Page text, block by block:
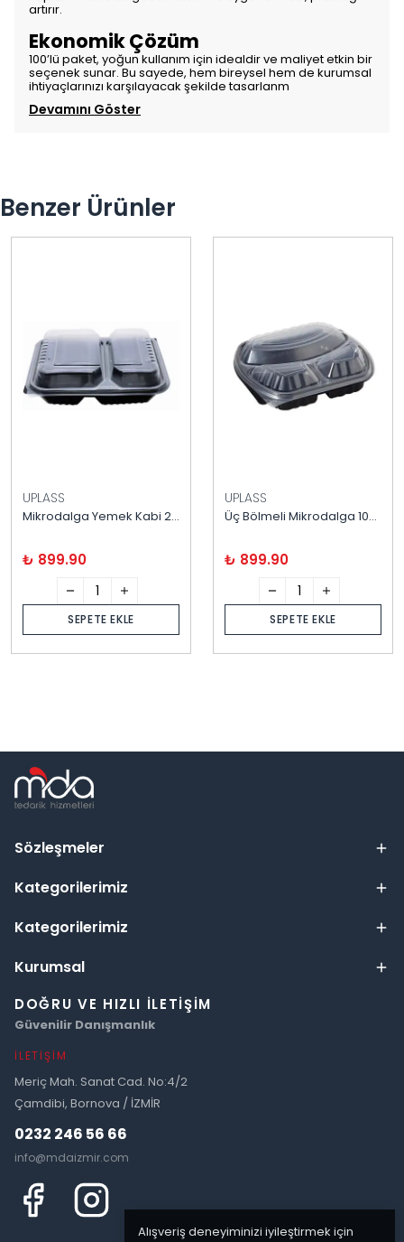
Alışveriş deneyiminizi iyileştirmek için
artırır.
Ekonomik Çözüm
100’lü paket, yoğun kullanım için idealdir ve maliyet etkin bir
seçenek sunar. Bu sayede, hem bireysel hem de kurumsal
ihtiyaçlarınızı karşılayacak şekilde tasarlanm
Devamını Göster
Benzer Ürünler
UPLASS
Mikrodalga Yemek Kabi 2 Bölmeli Kap ve Kapak 100 adet ( Kap-kapak )
₺ 899.90
SEPETE EKLE
UPLASS
Üç Bölmeli Mikrodalga 100'lü ( Kap-kapak )
₺ 899.90
SEPETE EKLE
Sözleşmeler
Kategorilerimiz
Kategorilerimiz
Kurumsal
DOĞRU VE HIZLI İLETIŞIM
Güvenilir Danışmanlık
İLETIŞIM
Meriç Mah. Sanat Cad. No:4/2
Çamdibi, Bornova / İZMİR
0232 246 56 66
info@mdaizmir.com